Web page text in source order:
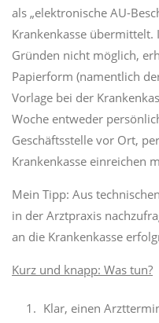
als „elektronische AU-
Krankenkasse übermittelt.
Gründen nicht möglich,
Papierform (namentlich
Vorlage bei der
Woche entweder
Geschäftsstelle vor Ort,
Krankenkasse einreichen
Mein Tipp: Aus
in der Arztpraxis
an die Krankenkasse
Kurz und knapp: Was tun?
Klar, einen